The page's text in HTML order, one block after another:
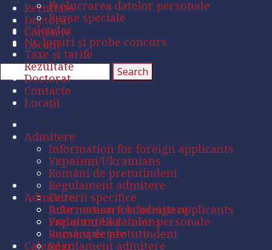
Rezultate
Doctorat
Contacte
Locații
Prelucrarea datelor personale
Burse speciale
Calendar
Nr. locuri și probe concurs
Taxe și tarife
Rezultate
Doctorat
Contacte
Locații
Admitere
Information for foreign applicants
Українці/Ukrainians
Români de pretutindeni
Regulament admitere
Criterii specifice
Acte necesare la admitere
Prelucrarea datelor personale
Burse speciale
Calendar
Admitere
Information for foreign applicants
Українці/Ukrainians
Români de pretutindeni
Regulament admitere